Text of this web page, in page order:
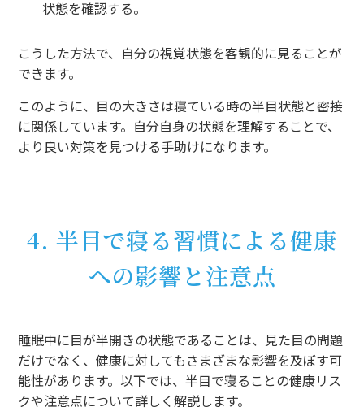
状態を確認する。
こうした方法で、自分の視覚状態を客観的に見ることが
できます。
このように、目の大きさは寝ている時の半目状態と密接
に関係しています。自分自身の状態を理解することで、
より良い対策を見つける手助けになります。
4. 半目で寝る習慣による健康
への影響と注意点
睡眠中に目が半開きの状態であることは、見た目の問題
だけでなく、健康に対してもさまざまな影響を及ぼす可
能性があります。以下では、半目で寝ることの健康リス
クや注意点について詳しく解説します。